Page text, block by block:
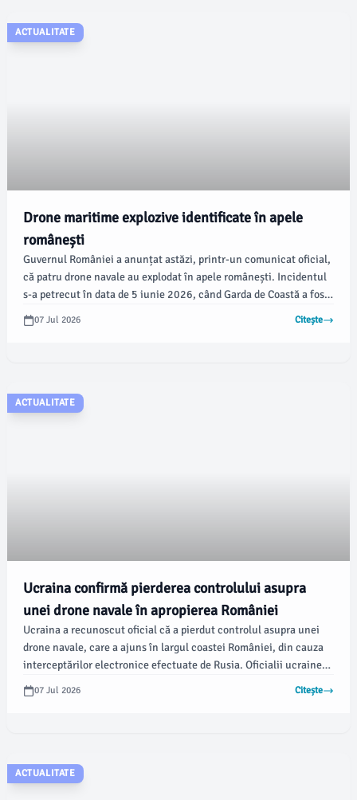
ACTUALITATE
Drone maritime explozive identificate în apele
românești
Guvernul României a anunțat astăzi, printr-un comunicat oficial,
că patru drone navale au explodat în apele românești. Incidentul
s-a petrecut în data de 5 iunie 2026, când Garda de Coastă a fost
alertată cu privire la un obiect plutitor suspect, posibil dronă,
observat în Dana 78, Portul Constanța.
07 Jul 2026 Citește
ACTUALITATE
Ucraina confirmă pierderea controlului asupra
unei drone navale în apropierea României
Ucraina a recunoscut oficial că a pierdut controlul asupra unei
drone navale, care a ajuns în largul coastei României, din cauza
interceptărilor electronice efectuate de Rusia. Oficialii ucraineni
au declarat că au colaborat constant cu autoritățile române
pentru a gestiona situația, conform damboviteanul.com.
07 Jul 2026 Citește
ACTUALITATE